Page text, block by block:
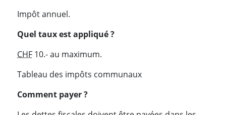
Impôt annuel.
Quel taux est appliqué ?
CHF 10.- au maximum.
Tableau des impôts communaux
Comment payer ?